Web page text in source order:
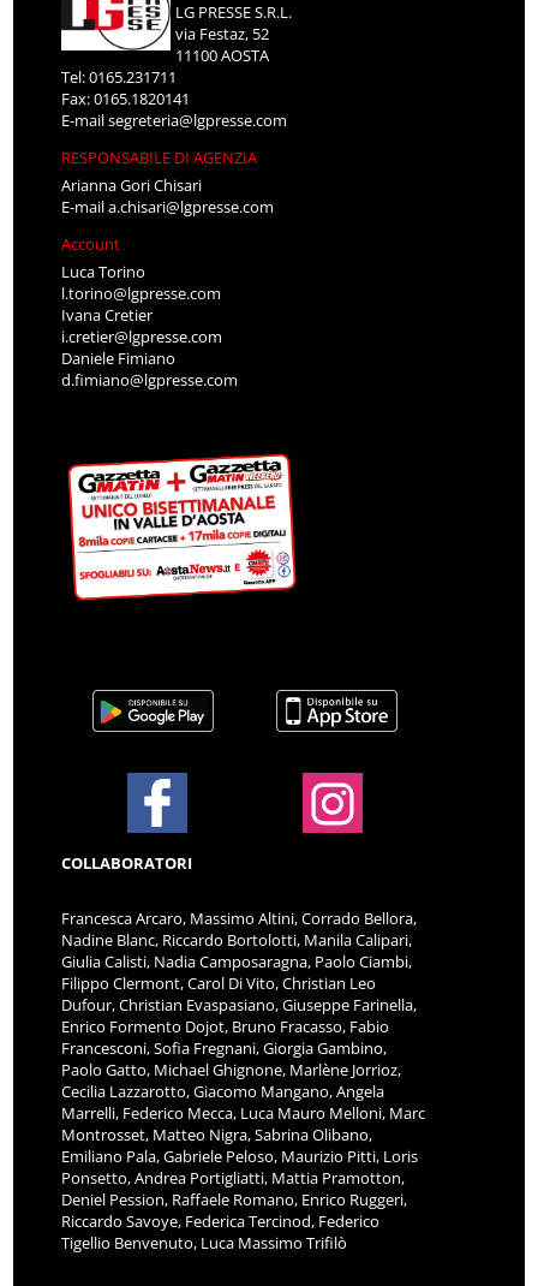
LG PRESSE S.R.L.
via Festaz, 52
11100 AOSTA
Tel: 0165.231711
Fax: 0165.1820141
E-mailsegreteria@lgpresse.com
RESPONSABILE DI AGENZIA
Arianna Gori Chisari
E-maila.chisari@lgpresse.com
Account
Luca Torino
l.torino@lgpresse.com
Ivana Cretier
i.cretier@lgpresse.com
Daniele Fimiano
d.fimiano@lgpresse.com
COLLABORATORI
Francesca Arcaro, Massimo Altini, Corrado Bellora,
Nadine Blanc, Riccardo Bortolotti, Manila Calipari,
Giulia Calisti, Nadia Camposaragna, Paolo Ciambi,
Filippo Clermont, Carol Di Vito, Christian Leo
Dufour, Christian Evaspasiano, Giuseppe Farinella,
Enrico Formento Dojot, Bruno Fracasso, Fabio
Francesconi, Sofia Fregnani, Giorgia Gambino,
Paolo Gatto, Michael Ghignone, Marlène Jorrioz,
Cecilia Lazzarotto, Giacomo Mangano, Angela
Marrelli, Federico Mecca, Luca Mauro Melloni, Marc
Montrosset, Matteo Nigra, Sabrina Olibano,
Emiliano Pala, Gabriele Peloso, Maurizio Pitti, Loris
Ponsetto, Andrea Portigliatti, Mattia Pramotton,
Deniel Pession, Raffaele Romano, Enrico Ruggeri,
Riccardo Savoye, Federica Tercinod, Federico
Tigellio Benvenuto, Luca Massimo Trifilò